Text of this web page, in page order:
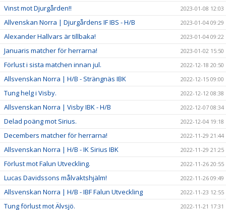
Vinst mot Djurgården!! 2023-01-08 12:03
Allvenskan Norra | Djurgårdens IF IBS - H/B 2023-01-04 09:29
Alexander Hallvars är tillbaka! 2023-01-04 09:22
Januaris matcher för herrarna! 2023-01-02 15:50
Förlust i sista matchen innan jul. 2022-12-18 20:50
Allsvenskan Norra | H/B - Strängnäs IBK 2022-12-15 09:00
Tung helg i Visby. 2022-12-12 08:38
Allsvenskan Norra | Visby IBK - H/B 2022-12-07 08:34
Delad poäng mot Sirius. 2022-12-04 19:18
Decembers matcher för herrarna! 2022-11-29 21:44
Allsvenskan Norra | H/B - IK Sirius IBK 2022-11-29 21:25
Förlust mot Falun Utveckling. 2022-11-26 20:55
Lucas Davidssons målvaktshjälm! 2022-11-26 09:49
Allsvenskan Norra | H/B - IBF Falun Utveckling 2022-11-23 12:55
Tung förlust mot Älvsjö. 2022-11-21 17:31